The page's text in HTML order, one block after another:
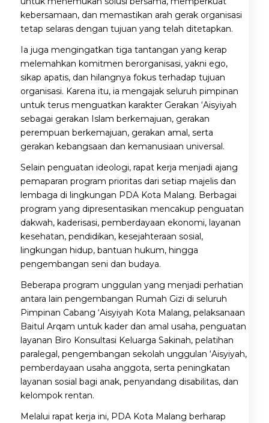
kebersamaan, dan memastikan arah gerak organisasi
tetap selaras dengan tujuan yang telah ditetapkan.
Ia juga mengingatkan tiga tantangan yang kerap
melemahkan komitmen berorganisasi, yakni ego,
sikap apatis, dan hilangnya fokus terhadap tujuan
organisasi. Karena itu, ia mengajak seluruh pimpinan
untuk terus menguatkan karakter Gerakan ‘Aisyiyah
sebagai gerakan Islam berkemajuan, gerakan
perempuan berkemajuan, gerakan amal, serta
gerakan kebangsaan dan kemanusiaan universal.
Selain penguatan ideologi, rapat kerja menjadi ajang
pemaparan program prioritas dari setiap majelis dan
lembaga di lingkungan PDA Kota Malang. Berbagai
program yang dipresentasikan mencakup penguatan
dakwah, kaderisasi, pemberdayaan ekonomi, layanan
kesehatan, pendidikan, kesejahteraan sosial,
lingkungan hidup, bantuan hukum, hingga
pengembangan seni dan budaya.
Beberapa program unggulan yang menjadi perhatian
antara lain pengembangan Rumah Gizi di seluruh
Pimpinan Cabang ‘Aisyiyah Kota Malang, pelaksanaan
Baitul Arqam untuk kader dan amal usaha, penguatan
layanan Biro Konsultasi Keluarga Sakinah, pelatihan
paralegal, pengembangan sekolah unggulan ‘Aisyiyah,
pemberdayaan usaha anggota, serta peningkatan
layanan sosial bagi anak, penyandang disabilitas, dan
kelompok rentan.
Melalui rapat kerja ini, PDA Kota Malang berharap